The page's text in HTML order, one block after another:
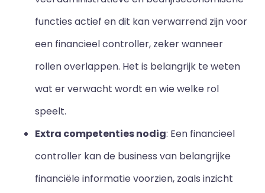
functies actief en dit kan verwarrend zijn voor
een financieel controller, zeker wanneer
rollen overlappen. Het is belangrijk te weten
wat er verwacht wordt en wie welke rol
speelt.
Extra competenties nodig: Een financieel
controller kan de business van belangrijke
financiële informatie voorzien, zoals inzicht